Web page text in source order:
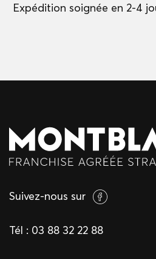
Expédition soignée en 2-4
Suivez-nous sur
Tél : 03 88 32 22 88